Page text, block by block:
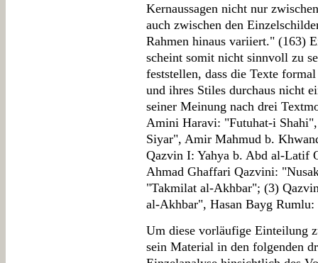
Kernaussagen nicht nur
auch zwischen den
Rahmen hinaus variiert." (163)
scheint somit nicht sinnvoll zu
feststellen, dass die Texte
und ihres Stiles durchaus nicht
seiner Meinung nach drei
Amini Haravi: "Futuhat-i
Siyar", Amir Mahmud b.
Qazvin I: Yahya b. Abd al-Latif
Ahmad Ghaffari Qazvini:
"Takmilat al-Akhbar"; (3)
al-Akhbar", Hasan Bayg
Um diese vorläufige Einteilung
sein Material in den folgenden